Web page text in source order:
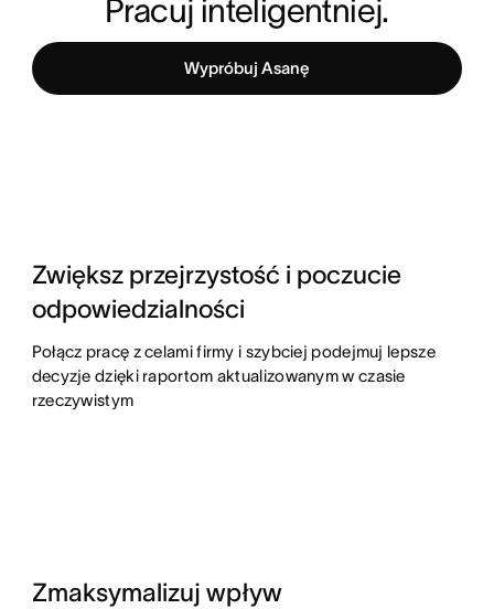
Pracuj inteligentniej.
Wypróbuj Asanę
Zwiększ przejrzystość i poczucie
odpowiedzialności
Połącz pracę z celami firmy i szybciej podejmuj lepsze
decyzje dzięki raportom aktualizowanym w czasie
rzeczywistym
Zmaksymalizuj wpływ